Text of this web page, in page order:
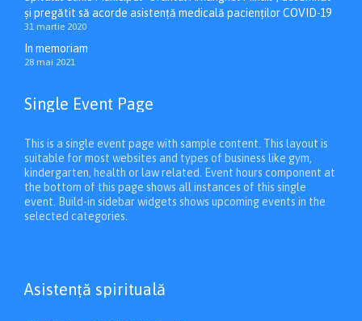
și pregătit să acorde asistență medicală pacienților COVID-19
31 martie 2020
In memoriam
28 mai 2021
Single Event Page
This is a single event page with sample content. This layout is
suitable for most websites and types of business like gym,
kindergarten, health or law related. Event hours component at
the bottom of this page shows all instances of this single
event. Build-in sidebar widgets shows upcoming events in the
selected categories.
Asistenţă spirituală